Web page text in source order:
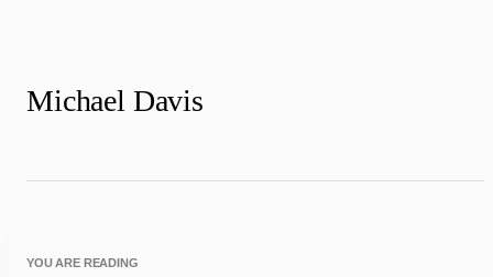
Michael Davis
YOU ARE READING